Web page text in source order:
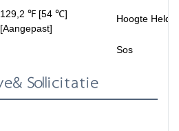
129,2 ℉ [54 ℃]
[Aangepast]
Hoogte Helder
Sos
Sollicitatie